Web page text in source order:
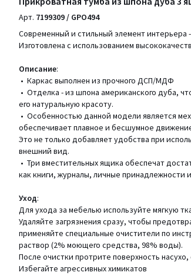
Арт. 7199309 / GPO494
Современный и стильный элемент интерьера
Изготовлена с использованием
Описание:
• Каркас выполнен из прочного ДСП/МДФ
• Отделка - из шпона американского дуба,
его натуральную красоту.
• Особенностью данной модели является
обеспечивает плавное и бесшумное
Это не только добавляет удобства при
внешний вид.
• Три вместительных ящика обеспечат
как книги, журналы, личные принадлежности
Уход:
Для ухода за мебелью используйте мягкую
Удаляйте загрязнения сразу, чтобы
применяйте специальные очистители по
раствор (2% моющего средства, 98% воды).
После очистки протрите поверхность
Избегайте агрессивных химикатов